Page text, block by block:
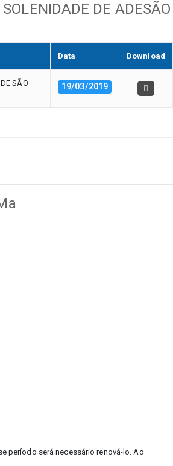
DE ADESÃO
Data Download
SÃO
19/03/2019
período será necessário renová-lo. Ao